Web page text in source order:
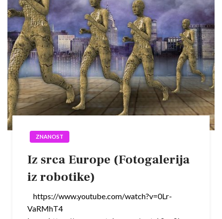
ZNANOST
Iz srca Europe (Fotogalerija
iz robotike)
https://www.youtube.com/watch?v=0Lr-
VaRMhT4